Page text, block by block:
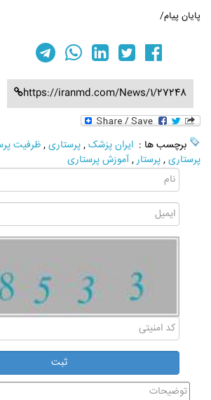
پایان پیام/
https://iranmd.com/News/1/27248
برچسب ها : ایران پزشک,پرستاری,ظرفیت
پرستاری,پرستار,آموزش پرستاری